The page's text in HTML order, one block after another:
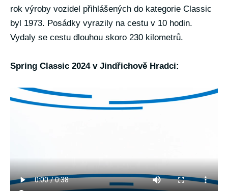
rok výroby vozidel přihlášených do kategorie Classic
byl 1973. Posádky vyrazily na cestu v 10 hodin.
Vydaly se cestu dlouhou skoro 230 kilometrů.
Spring Classic 2024 v Jindřichově Hradci: